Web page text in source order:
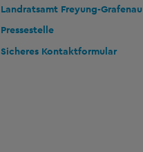
Landratsamt Freyung-Grafenau
Pressestelle
Sicheres Kontaktformular